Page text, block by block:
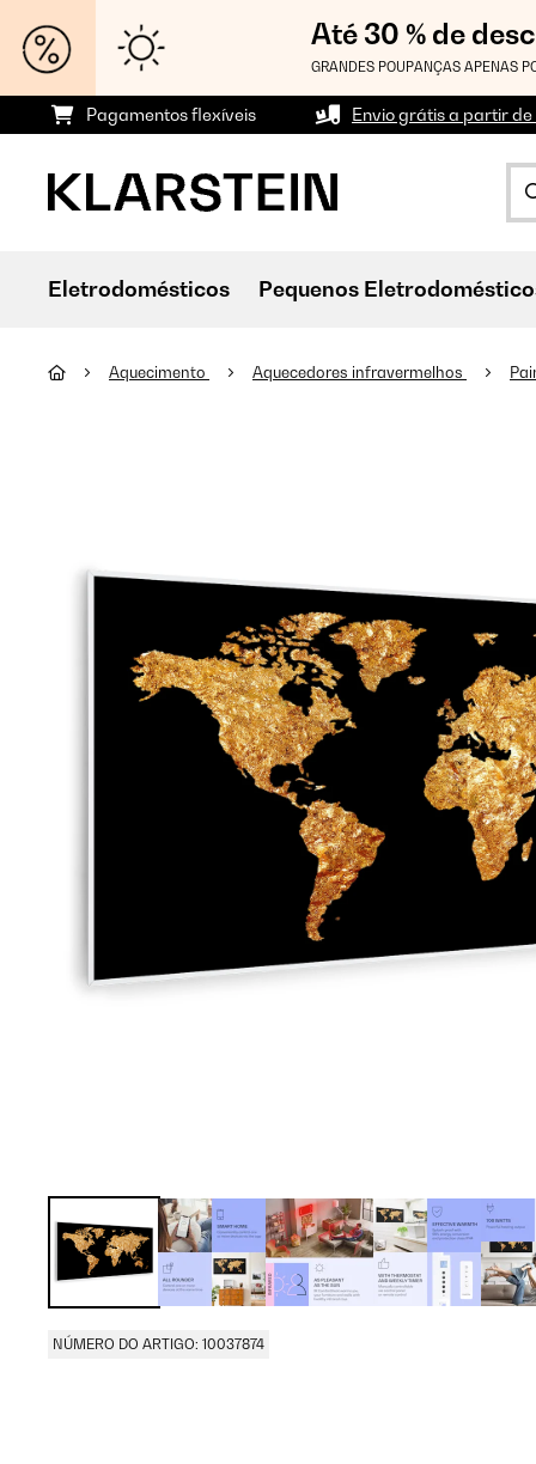
Até 30 % de
GRANDES POUPANÇAS APENAS
Pagamentos flexíveis Envio grátis a partir de
Eletrodomésticos Pequenos
Aquecimento Aquecedores infravermelhos
NÚMERO DO ARTIGO: 10037874